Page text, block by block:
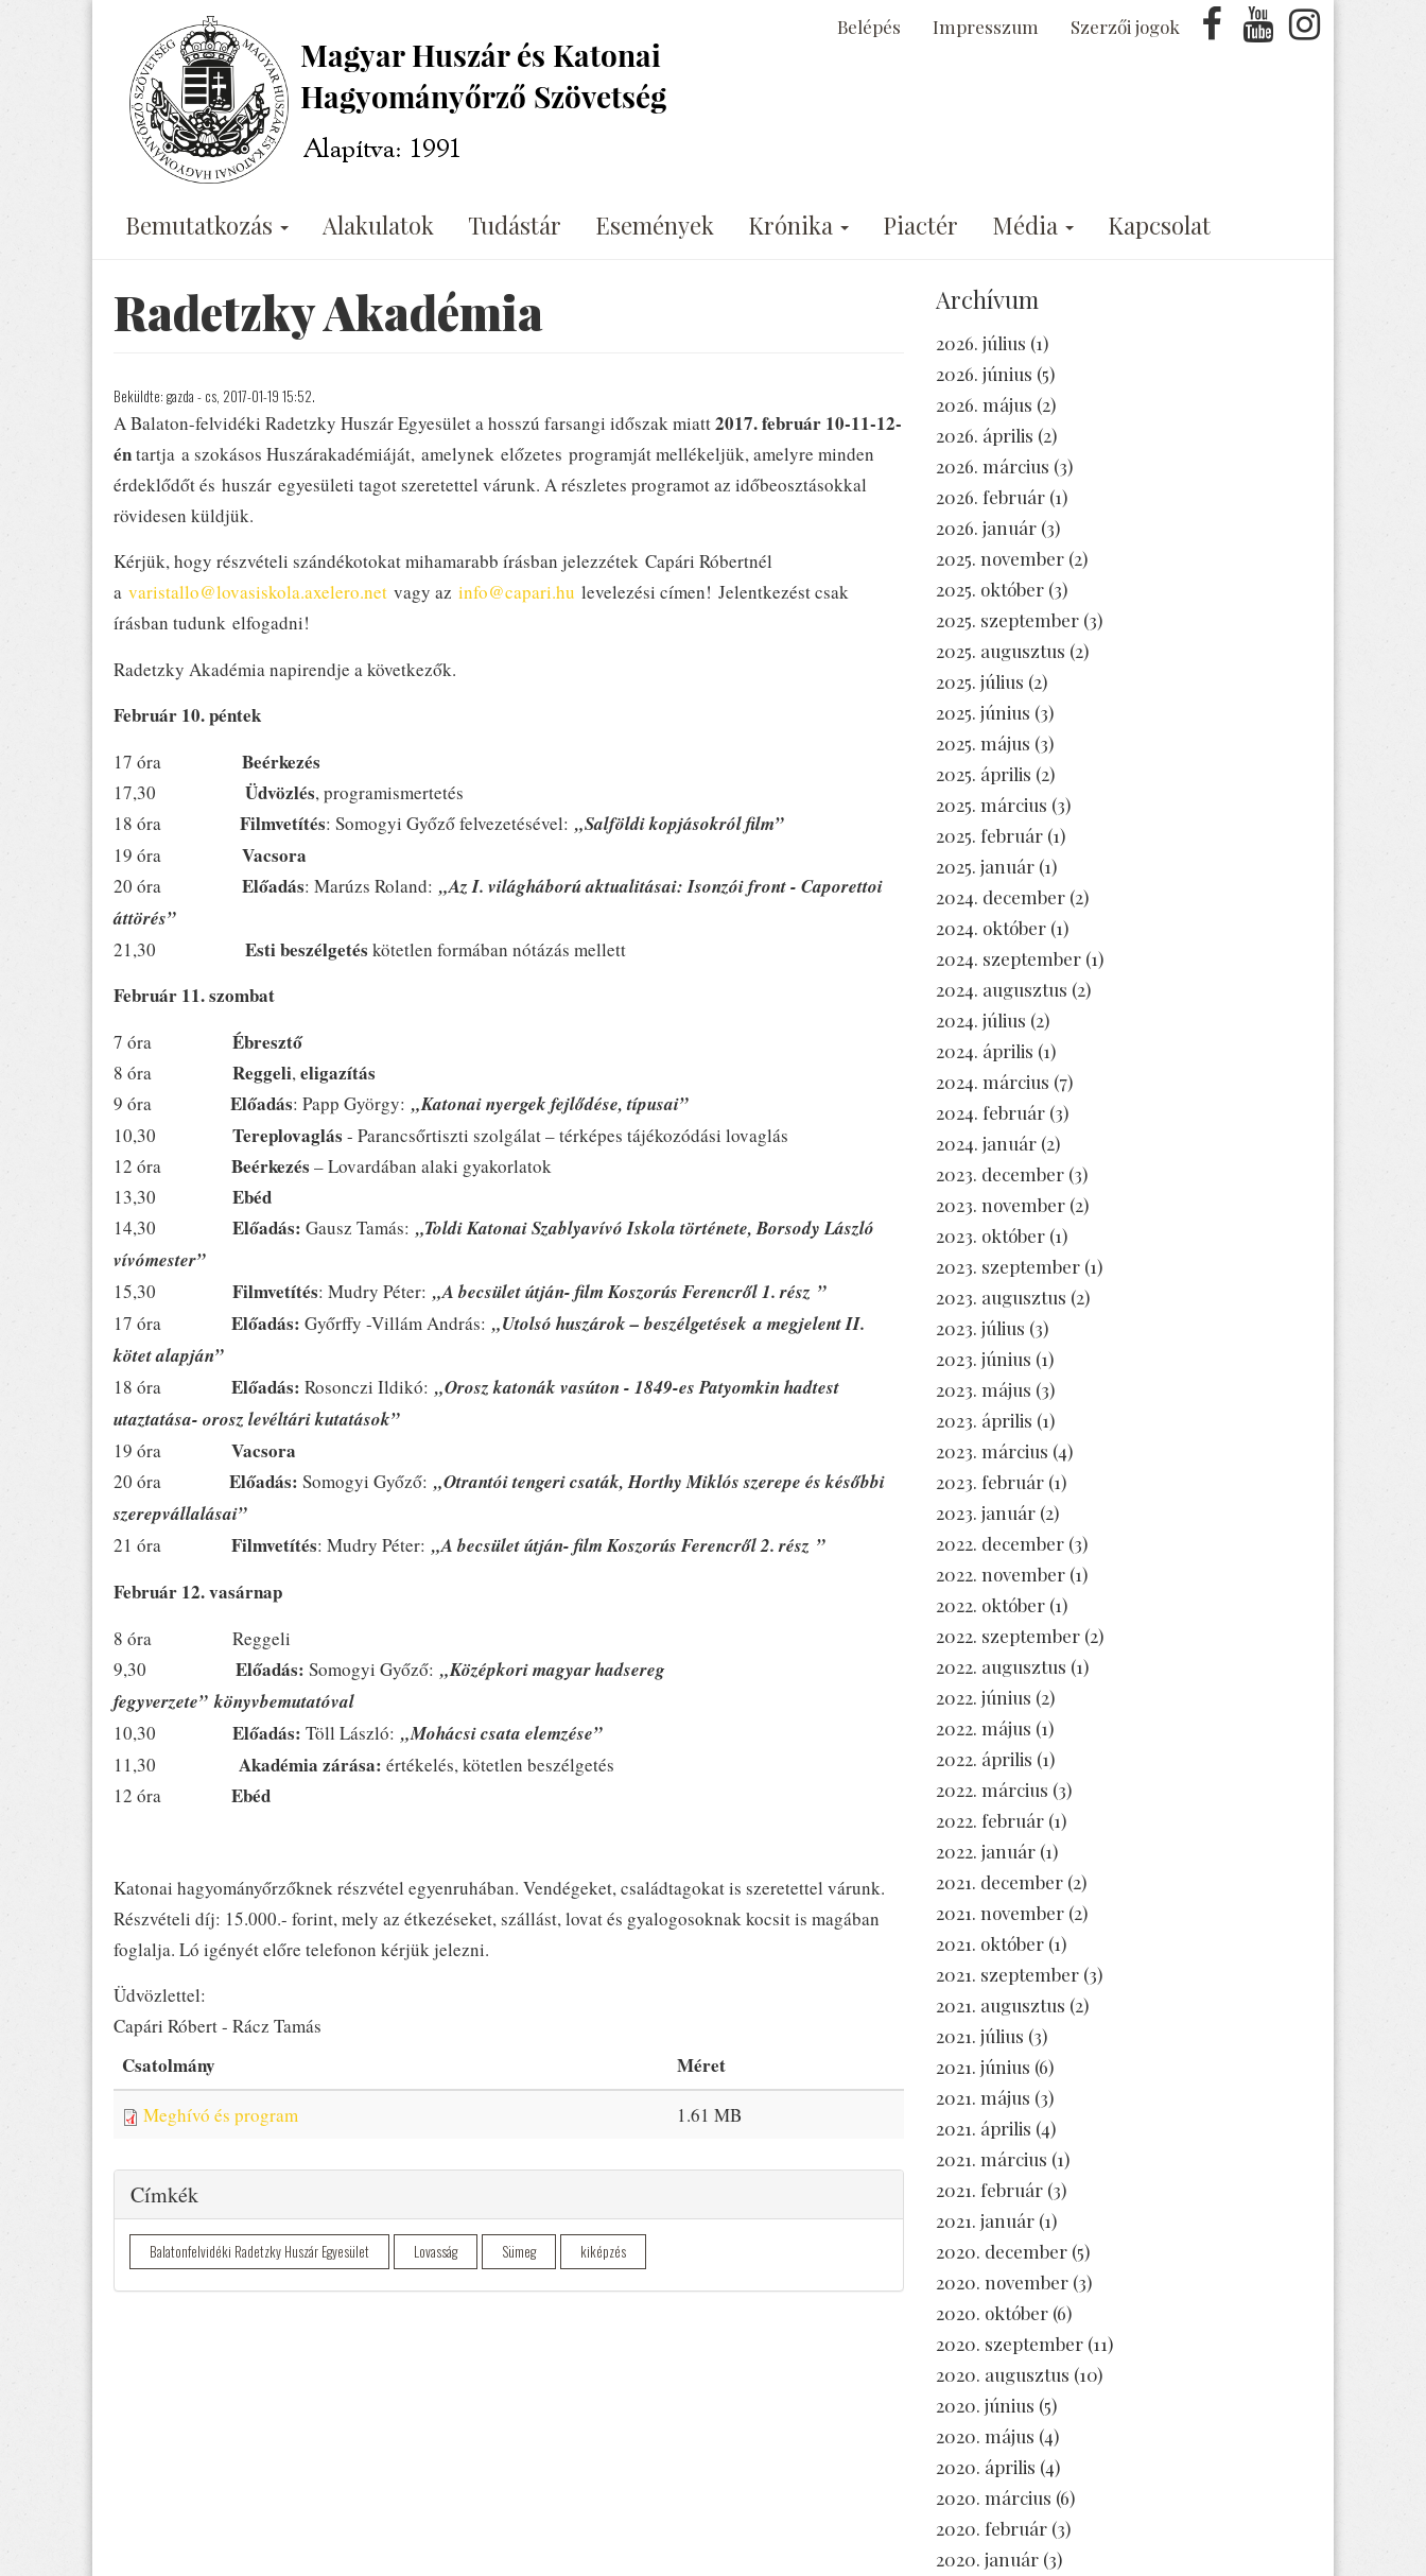
Belépés Impresszum Szerzői jogok
Bemutatkozás Alakulatok Tudástár Események Krónika Piactér Média Kapcsolat
Radetzky Akadémia
Beküldte: gazda - cs, 2017-01-19 15:52.
A Balaton-felvidéki Radetzky Huszár Egyesület a hosszú farsangi időszak miatt2017. február 10-11-12-
éntartja a szokásos Huszárakadémiáját, amelynek előzetes programját mellékeljük, amelyre minden
érdeklődőt és huszár egyesületi tagot szeretettel várunk. A részletes programot az időbeosztásokkal
rövidesen küldjük.
Kérjük, hogy részvételi szándékotokat mihamarabb írásban jelezzétek Capári Róbertnél
a varistallo@lovasiskola.axelero.net vagy az info@capari.hu levelezési címen! Jelentkezést csak
írásban tudunk elfogadni!
Radetzky Akadémia napirendje a következők.
Február 10. péntek
17 óra Beérkezés
17,30 Üdvözlés, programismertetés
18 óra Filmvetítés: Somogyi Győző felvezetésével: „Salföldi kopjásokról film”
19 óra Vacsora
20 óra Előadás: Marúzs Roland: „Az I. világháború aktualitásai: Isonzói front - Caporettoi
áttörés”
21,30 Esti beszélgetés kötetlen formában nótázás mellett
Február 11. szombat
7 óra Ébresztő
8 óra Reggeli, eligazítás
9 óra Előadás: Papp György: „Katonai nyergek fejlődése, típusai”
10,30 Tereplovaglás - Parancsőrtiszti szolgálat – térképes tájékozódási lovaglás
12 óra Beérkezés – Lovardában alaki gyakorlatok
13,30 Ebéd
14,30 Előadás: Gausz Tamás: „Toldi Katonai Szablyavívó Iskola története, Borsody László
vívómester”
15,30 Filmvetítés: Mudry Péter: „A becsület útján- film Koszorús Ferencről1.rész ”
17 óra Előadás: Győrffy -Villám András: „Utolsó huszárok – beszélgetések a megjelent II.
kötet alapján”
18 óra Előadás: Rosonczi Ildikó: „Orosz katonák vasúton - 1849-es Patyomkin hadtest
utaztatása- orosz levéltári kutatások”
19 óra Vacsora
20 óra Előadás: Somogyi Győző: „Otrantói tengeri csaták, Horthy Miklós szerepe és későbbi
szerepvállalásai”
21 óra Filmvetítés: Mudry Péter: „A becsület útján- film Koszorús Ferencről2. rész ”
Február 12. vasárnap
8 óra Reggeli
9,30 Előadás: Somogyi Győző: „Középkori magyar hadsereg
fegyverzete”könyvbemutatóval
10,30 Előadás: Töll László: „Mohácsi csata elemzése”
11,30 Akadémia zárása: értékelés, kötetlen beszélgetés
12 óra Ebéd
Katonai hagyományőrzőknek részvétel egyenruhában. Vendégeket, családtagokat is szeretettel várunk.
Részvételi díj: 15.000.- forint, mely az étkezéseket, szállást, lovat és gyalogosoknak kocsit is magában
foglalja. Ló igényét előre telefonon kérjük jelezni.
Üdvözlettel:
Capári Róbert - Rácz Tamás
Csatolmány Méret
Meghívó és program 1.61 MB
Elrejtés
Címkék
Balatonfelvidéki Radetzky Huszár Egyesület Lovasság Sümeg kiképzés
Archívum
2026. július (1)
2026. június (5)
2026. május (2)
2026. április (2)
2026. március (3)
2026. február (1)
2026. január (3)
2025. november (2)
2025. október (3)
2025. szeptember (3)
2025. augusztus (2)
2025. július (2)
2025. június (3)
2025. május (3)
2025. április (2)
2025. március (3)
2025. február (1)
2025. január (1)
2024. december (2)
2024. október (1)
2024. szeptember (1)
2024. augusztus (2)
2024. július (2)
2024. április (1)
2024. március (7)
2024. február (3)
2024. január (2)
2023. december (3)
2023. november (2)
2023. október (1)
2023. szeptember (1)
2023. augusztus (2)
2023. július (3)
2023. június (1)
2023. május (3)
2023. április (1)
2023. március (4)
2023. február (1)
2023. január (2)
2022. december (3)
2022. november (1)
2022. október (1)
2022. szeptember (2)
2022. augusztus (1)
2022. június (2)
2022. május (1)
2022. április (1)
2022. március (3)
2022. február (1)
2022. január (1)
2021. december (2)
2021. november (2)
2021. október (1)
2021. szeptember (3)
2021. augusztus (2)
2021. július (3)
2021. június (6)
2021. május (3)
2021. április (4)
2021. március (1)
2021. február (3)
2021. január (1)
2020. december (5)
2020. november (3)
2020. október (6)
2020. szeptember (11)
2020. augusztus (10)
2020. június (5)
2020. május (4)
2020. április (4)
2020. március (6)
2020. február (3)
2020. január (3)